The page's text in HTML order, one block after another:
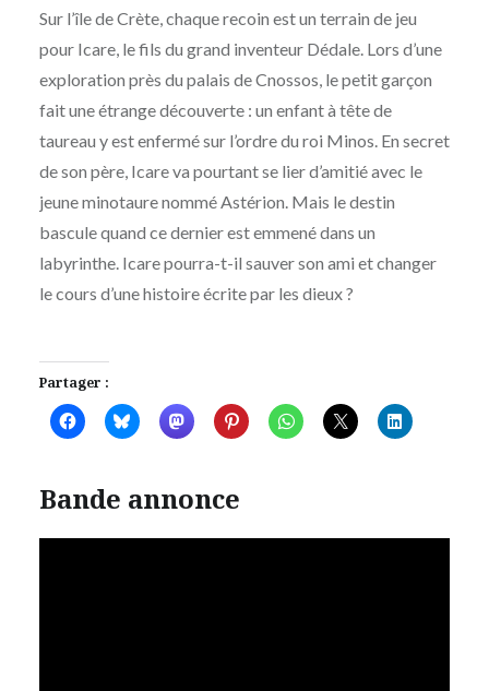
Sur l’île de Crète, chaque recoin est un terrain de jeu
pour Icare, le fils du grand inventeur Dédale. Lors d’une
exploration près du palais de Cnossos, le petit garçon
fait une étrange découverte : un enfant à tête de
taureau y est enfermé sur l’ordre du roi Minos. En secret
de son père, Icare va pourtant se lier d’amitié avec le
jeune minotaure nommé Astérion. Mais le destin
bascule quand ce dernier est emmené dans un
labyrinthe. Icare pourra-t-il sauver son ami et changer
le cours d’une histoire écrite par les dieux ?
Partager :
Bande annonce